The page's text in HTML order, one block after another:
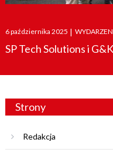
Posted
on
6 października 2025 |
SP Tech Solutions i
Strony
Redakcja